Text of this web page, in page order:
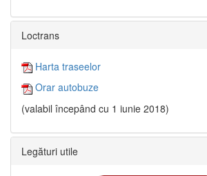
Loctrans
Harta traseelor
Orar autobuze
(valabil începând cu 1 iunie 2018)
Legături utile